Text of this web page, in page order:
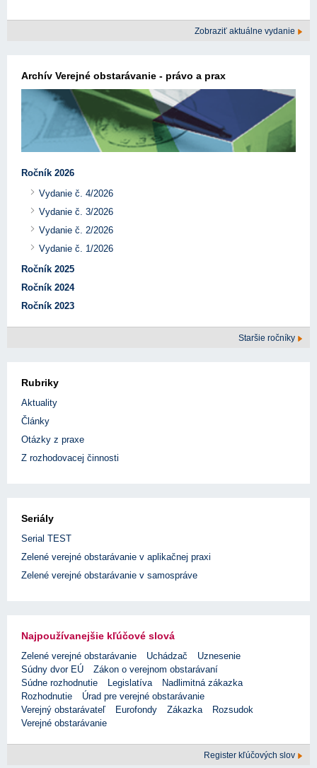
Zobraziť aktuálne vydanie
Archív Verejné obstarávanie - právo a prax
Ročník 2026
Vydanie č. 4/2026
Vydanie č. 3/2026
Vydanie č. 2/2026
Vydanie č. 1/2026
Ročník 2025
Ročník 2024
Ročník 2023
Staršie ročníky
Rubriky
Aktuality
Články
Otázky z praxe
Z rozhodovacej činnosti
Seriály
Serial TEST
Zelené verejné obstarávanie v aplikačnej praxi
Zelené verejné obstarávanie v samospráve
Najpoužívanejšie kľúčové slová
Zelené verejné obstarávanie Uchádzač
Uznesenie
Súdny dvor EÚ
Zákon o verejnom obstarávaní
Súdne rozhodnutie
Legislatíva
Nadlimitná zákazka
Rozhodnutie
Úrad pre verejné obstarávanie
Verejný obstarávateľ
Eurofondy Zákazka
Rozsudok
Verejné obstarávanie
Register kľúčových slov